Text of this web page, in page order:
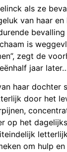
als ze
van haar en
is
zegt de
jaar
haar dochter
door het
op het
om hulp